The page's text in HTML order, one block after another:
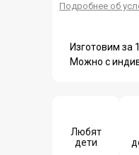
Подробнее об
Любят
дети
Изготовим за
Можно с